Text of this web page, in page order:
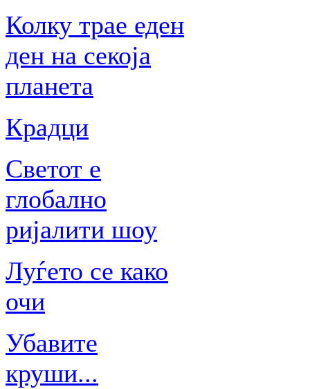
Колку трае еден
ден на секоја
планета
Крадци
Светот е
глобално
ријалити шоу
Луѓето се како
очи
Убавите
круши...